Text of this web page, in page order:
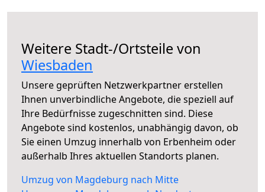
Weitere Stadt-/Ortsteile von
Wiesbaden
Unsere geprüften Netzwerkpartner erstellen
Ihnen unverbindliche Angebote, die speziell auf
Ihre Bedürfnisse zugeschnitten sind. Diese
Angebote sind kostenlos, unabhängig davon, ob
Sie einen Umzug innerhalb von Erbenheim oder
außerhalb Ihres aktuellen Standorts planen.
Umzug von Magdeburg nach Mitte